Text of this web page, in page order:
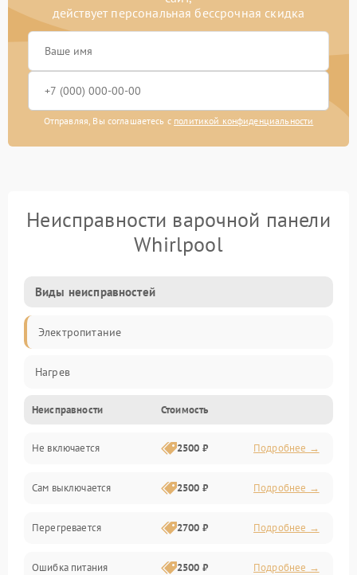
действует персональная бессрочная скидка
Отправляя, Вы соглашаетесь с политикой конфиденциальности
Неисправности варочной панели
Whirlpool
Виды неисправностей
Электропитание
Нагрев
Неисправности Стоимость
Не включается 2500 ₽ Подробнее →
Сам выключается 2500 ₽ Подробнее →
Перегревается 2700 ₽ Подробнее →
Ошибка питания 2500 ₽ Подробнее →